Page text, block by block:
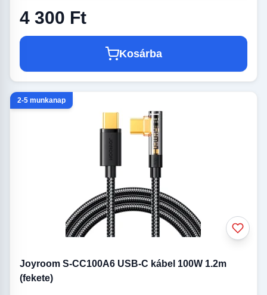
4 300 Ft
Kosárba
2-5 munkanap
Joyroom S-CC100A6 USB-C kábel 100W 1.2m
(fekete)